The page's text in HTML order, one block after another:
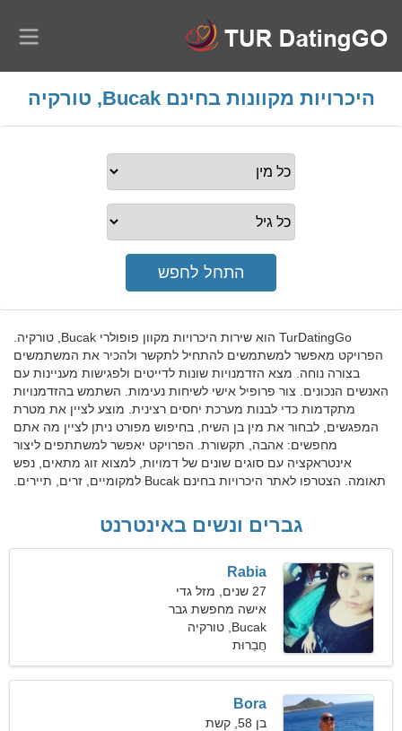
היכרויות מקוונות בחינם Bucak, טורקיה
TurDatingGo הוא שירות היכרויות מקוון פופולרי Bucak, טורקיה.
הפרויקט מאפשר למשתמשים להתחיל לתקשר ולהכיר את המשתמשים
בצורה נוחה. מצא הזדמנויות שונות לדייטים ולפגישות מעניינות עם
האנשים הנכונים. צור פרופיל אישי לשיחות נעימות. השתמש בהזדמנויות
מתקדמות כדי לבנות מערכת יחסים רצינית. מוצע לציין את מטרת
המפגשים, לבחור את מין בן השיח, בחיפוש מפורט ניתן לציין מה אתם
מחפשים: אהבה, תקשורת. הפרויקט יאפשר למשתתפים ליצור
אינטראקציה עם סוגים שונים של דמויות, למצוא זוג מתאים, נפש
תאומה. הצטרפו לאתר היכרויות בחינם Bucak למקומיים, זרים, תיירים.
גברים ונשים באינטרנט
Rabia
27 שנים, מזל גדי
אישה מחפשת גבר
Bucak, טורקיה
חֲבֵרוּת
Bora
בן 58, קשת